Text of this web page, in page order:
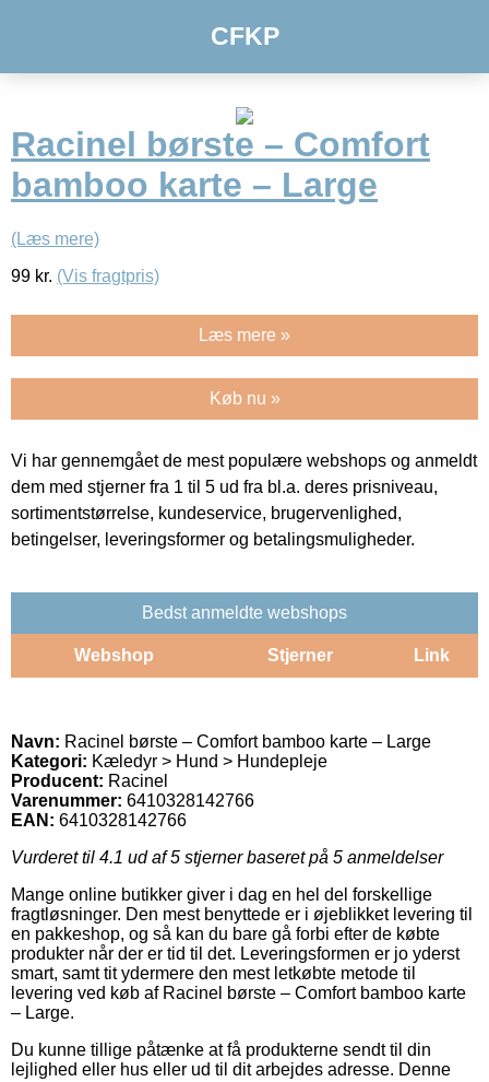
CFKP
Racinel børste – Comfort
bamboo karte – Large
(Læs mere)
99 kr. (Vis fragtpris)
Læs mere »
Køb nu »
Vi har gennemgået de mest populære webshops og anmeldt
dem med stjerner fra 1 til 5 ud fra bl.a. deres prisniveau,
sortimentstørrelse, kundeservice, brugervenlighed,
betingelser, leveringsformer og betalingsmuligheder.
Bedst anmeldte webshops
Webshop Stjerner Link
Navn: Racinel børste – Comfort bamboo karte – Large
Kategori: Kæledyr > Hund > Hundepleje
Producent: Racinel
Varenummer: 6410328142766
EAN: 6410328142766
Vurderet til 4.1 ud af 5 stjerner baseret på 5 anmeldelser
Mange online butikker giver i dag en hel del forskellige
fragtløsninger. Den mest benyttede er i øjeblikket levering til
en pakkeshop, og så kan du bare gå forbi efter de købte
produkter når der er tid til det. Leveringsformen er jo yderst
smart, samt tit ydermere den mest letkøbte metode til
levering ved køb af Racinel børste – Comfort bamboo karte
– Large.
Du kunne tillige påtænke at få produkterne sendt til din
lejlighed eller hus eller ud til dit arbejdes adresse. Denne